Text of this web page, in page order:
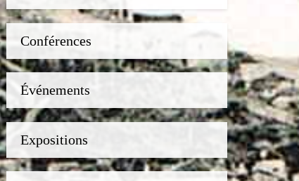
Conférences
Événements
Expositions